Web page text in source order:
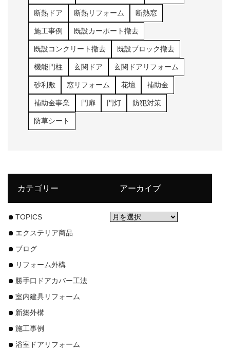
断熱ドア 断熱リフォーム 断熱窓
施工事例 既設カーポート撤去
既設コンクリート撤去 既設ブロック撤去
機能門柱 玄関ドア 玄関ドアリフォーム
砂利敷 窓リフォーム 花壇 補助金
補助金事業 門扉 門灯 防犯対策
防草シート
カテゴリー
TOPICS
エクステリア商品
ブログ
リフォーム外構
勝手口ドアカバー工法
室内建具リフォーム
新築外構
施工事例
浴室ドアリフォーム
アーカイブ